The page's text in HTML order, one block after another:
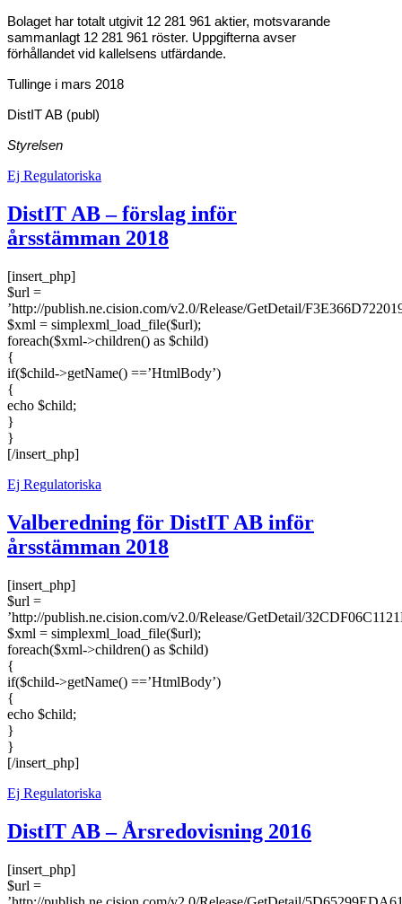
Bolaget har totalt utgivit 12 281 961 aktier, motsvarande
sammanlagt 12 281 961 röster. Uppgifterna avser
förhållandet vid kallelsens utfärdande.
Tullinge i mars 2018
DistIT AB (publ)
Styrelsen
Ej Regulatoriska
DistIT AB – förslag inför
årsstämman 2018
[insert_php]
$url =
’http://publish.ne.cision.com/v2.0/Release/GetDetail/
$xml = simplexml_load_file($url);
foreach($xml->children() as $child)
{
if($child->getName() ==’HtmlBody’)
{
echo $child;
}
}
[/insert_php]
Ej Regulatoriska
Valberedning för DistIT AB inför
årsstämman 2018
[insert_php]
$url =
’http://publish.ne.cision.com/v2.0/Release/GetDetail/
$xml = simplexml_load_file($url);
foreach($xml->children() as $child)
{
if($child->getName() ==’HtmlBody’)
{
echo $child;
}
}
[/insert_php]
Ej Regulatoriska
DistIT AB – Årsredovisning 2016
[insert_php]
$url =